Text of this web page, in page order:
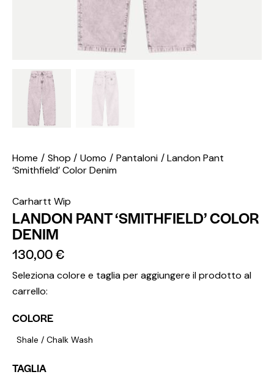
Home Shop Uomo Pantaloni
Landon Pant
‘Smithfield’ Color Denim
Carhartt Wip
LANDON PANT ‘SMITHFIELD’ COLOR
DENIM
130,00€
Seleziona colore e taglia per aggiungere il prodotto al
carrello:
COLORE
Shale / Chalk Wash
TAGLIA